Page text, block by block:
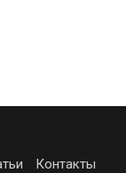
Контакты